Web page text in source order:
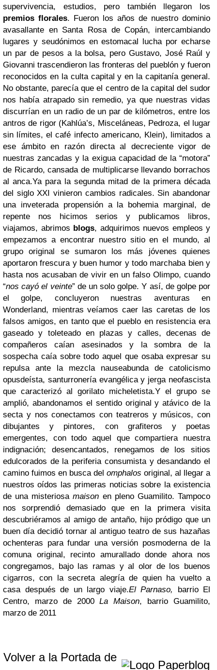
supervivencia, estudios, pero también llegaron los
premios florales. Fueron los años de nuestro dominio
avasallante en Santa Rosa de Copán, intercambiando
lugares y seudónimos en estomacal lucha por echarse
un par de pesos a la bolsa, pero Gustavo, José Raúl y
Giovanni trascendieron las fronteras del pueblón y fueron
reconocidos en la culta capital y en la capitanía general.
No obstante, parecía que el centro de la capital del sudor
nos había atrapado sin remedio, ya que nuestras vidas
discurrían en un radio de un par de kilómetros, entre los
antros de rigor (Kahlúa’s, Misceláneas, Pedroza, el lugar
sin límites, el café infecto americano, Klein), limitados a
ese ámbito en razón directa al decreciente vigor de
nuestras zancadas y la exigua capacidad de la “motora”
de Ricardo, cansada de multiplicarse llevando borrachos
al anca.Ya para la segunda mitad de la primera década
del siglo XXI vinieron cambios radicales. Sin abandonar
una inveterada propensión a la bohemia marginal, de
repente nos hicimos serios y publicamos libros,
viajamos, abrimos blogs, adquirimos nuevos empleos y
empezamos a encontrar nuestro sitio en el mundo, al
grupo original se sumaron los más jóvenes quienes
aportaron frescura y buen humor y todo marchaba bien y
hasta nos acusaban de vivir en un falso Olimpo, cuando
“nos cayó el veinte” de un solo golpe. Y así, de golpe por
el golpe, concluyeron nuestras aventuras en
Wonderland, mientras veíamos caer las caretas de los
falsos amigos, en tanto que el pueblo en resistencia era
gaseado y toleteado en plazas y calles, decenas de
compañeros caían asesinados y la sombra de la
sospecha caía sobre todo aquel que osaba expresar su
repulsa ante la mezcla nauseabunda de catolicismo
opusdeísta, santurronería evangélica y jerga neofascista
que caracterizó al gorilato micheletista.Y el grupo se
amplió, abandonamos el sentido original y atávico de la
secta y nos conectamos con teatreros y músicos, con
dibujantes y pintores, con grafiteros y poetas
emergentes, con todo aquel que compartiera nuestra
indignación; desencantados, renegamos de los sitios
edulcorados de la periferia consumista y desandando el
camino fuimos en busca del omphalos original, al llegar a
nuestros oídos las primeras noticias sobre la existencia
de una misteriosamaison en pleno Guamilito. Tampoco
nos sorprendió demasiado que en la primera visita
descubriéramos al amigo de antaño, hijo pródigo que un
buen día decidió tornar al antiguo teatro de sus hazañas
ochenteras para fundar una versión posmoderna de la
comuna original, recinto amurallado donde ahora nos
congregamos, bajo las ramas y al olor de los buenos
cigarros, con la secreta alegría de quien ha vuelto a
casa después de un largo viaje.El Parnaso, barrio El
Centro, marzo de 2000 La Maison, barrio Guamilito,
marzo de 2011
Volver a la Portada de